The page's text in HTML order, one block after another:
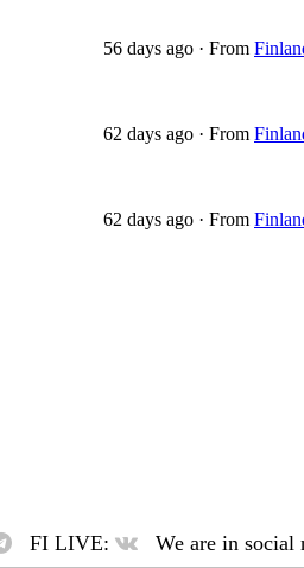
56 days ago · From
62 days ago · From
62 days ago · From
FI LIVE: We are in social